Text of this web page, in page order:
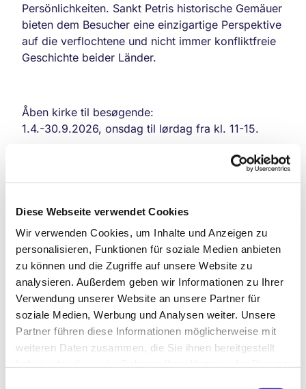
Diese Webseite verwendet Cookies
Wir verwenden Cookies, um Inhalte und Anzeigen zu
personalisieren, Funktionen für soziale Medien anbieten
zu können und die Zugriffe auf unsere Website zu
analysieren. Außerdem geben wir Informationen zu Ihrer
Verwendung unserer Website an unsere Partner für
soziale Medien, Werbung und Analysen weiter. Unsere
Partner führen diese Informationen möglicherweise mit
weiteren Daten zusammen, die Sie ihnen bereitgestellt
Persönlichkeiten. Sankt Petris historische Gemäuer
bieten dem Besucher eine einzigartige Perspektive
auf die verflochtene und nicht immer konfliktfreie
Geschichte beider Länder.
Åben kirke til besøgende:
1.4.-30.9.2026, onsdag til lørdag fra kl. 11-15.
Sankt Petri Kirke er en af Indre byens ældste
bygninger. Den huser fremragende kulturskatte og
danske menighed i over 400 år. Den dag i dag
Enestående i Skandinavien er kirkens gravkapeller
fra det 17. århundrede. De er sidste hvilested for
en række betydelige danske og tyske
personligheder. Sankt Petris historiske bygninger
frembyder et spændende perspektiv på de to
nabolandes langvarige relationer.